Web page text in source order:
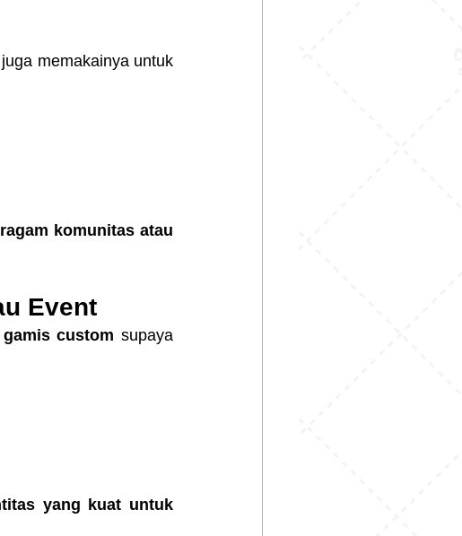
memakainya untuk
komunitas atau
Event
gamis custom supaya
yang kuat untuk